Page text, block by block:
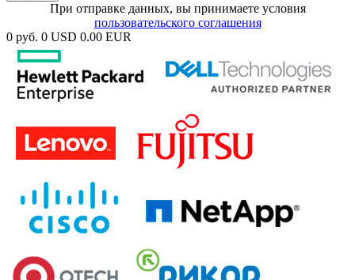
При отправке данных, вы принимаете условия
пользовательского соглашения
0 руб. 0 USD 0.00 EUR